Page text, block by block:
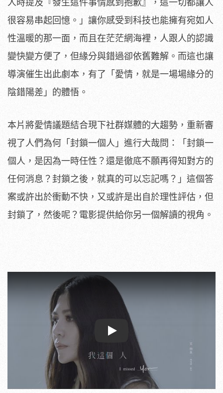
人時提及『發生這件事情感到抱歉』，這一切都讓人
很容易串起回憶。」讓你感受到科技也能擁有宛如人
性溫暖的那一面，而且在茫茫網海裡，人跟人的認識
變快變方便了，但緣分與錯過卻依舊難解。而這也讓
導演催生出此劇本，有了「愛情，就是一場場緣分的
陰錯陽差」的體悟。
本片將愛情議題結合現下社群媒體的大趨勢，重新審
視了人們為何「封鎖一個人」進行大哉問：「封鎖一
個人，是因為一時任性？ 還是徹底不願再得知對方的
任何消息？封鎖之後， 就真的可以忘記嗎？」這個答
案或許出於衝動不快，又或許是出自於理性評估，但
封鎖了，然後呢？電影提供給你另一個解讀的視角。